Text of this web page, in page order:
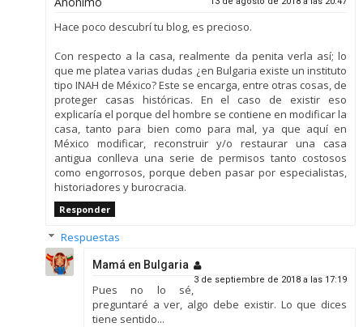
Hace poco descubrí tu blog, es precioso.
Con respecto a la casa, realmente da penita verla así; lo
que me platea varias dudas ¿en Bulgaria existe un instituto
tipo INAH de México? Este se encarga, entre otras cosas, de
proteger casas históricas. En el caso de existir eso
explicaría el porque del hombre se contiene en modificar la
casa, tanto para bien como para mal, ya que aquí en
México modificar, reconstruir y/o restaurar una casa
antigua conlleva una serie de permisos tanto costosos
como engorrosos, porque deben pasar por especialistas,
historiadores y burocracia.
Responder
Respuestas
Mamá en Bulgaria
3 de septiembre de 2018 a las 17:19
Pues no lo sé,
preguntaré a ver, algo debe existir. Lo que dices
tiene sentido...